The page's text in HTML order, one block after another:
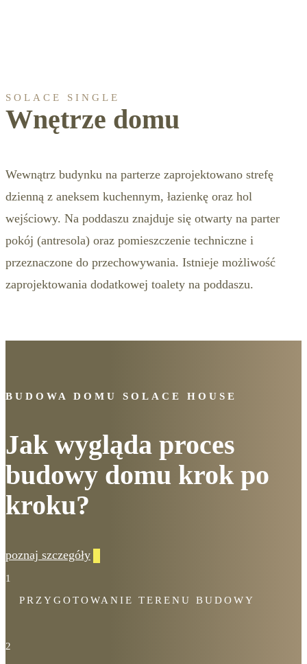
SOLACE SINGLE
Wnętrze domu
Wewnątrz budynku na parterze zaprojektowano strefę
dzienną z aneksem kuchennym, łazienkę oraz hol
wejściowy. Na poddaszu znajduje się otwarty na parter
pokój (antresola) oraz pomieszczenie techniczne i
przeznaczone do przechowywania. Istnieje możliwość
zaprojektowania dodatkowej toalety na poddaszu.
BUDOWA DOMU SOLACE HOUSE
Jak wygląda proces
budowy domu krok po
kroku?
poznaj szczegóły
1
PRZYGOTOWANIE TERENU BUDOWY
2